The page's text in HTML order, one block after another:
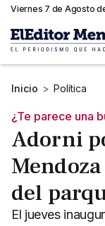
Viernes 7 de Agosto
Inicio > Política
¿Te parece una
Adorni
del
El jueves